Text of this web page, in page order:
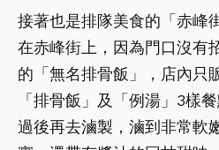
接著也是排隊美食的「赤峰
在赤峰街上，因為門口沒有
的「無名排骨飯」，店內只
「排骨飯」及「例湯」3樣
過後再去滷製，滷到非常軟